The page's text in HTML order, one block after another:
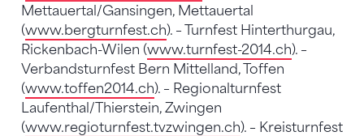
Mettauertal/Gansingen, Mettauertal
(www.bergturnfest.ch). – Turnfest Hinterthurgau,
Rickenbach-Wilen (www.turnfest-2014.ch). –
Verbandsturnfest Bern Mittelland, Toffen
(www.toffen2014.ch). – Regionalturnfest
Laufenthal/Thierstein, Zwingen
(www.regioturnfest.tvzwingen.ch). – Kreisturnfest